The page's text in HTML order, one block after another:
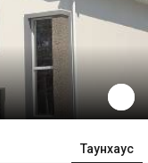
Таунхаус